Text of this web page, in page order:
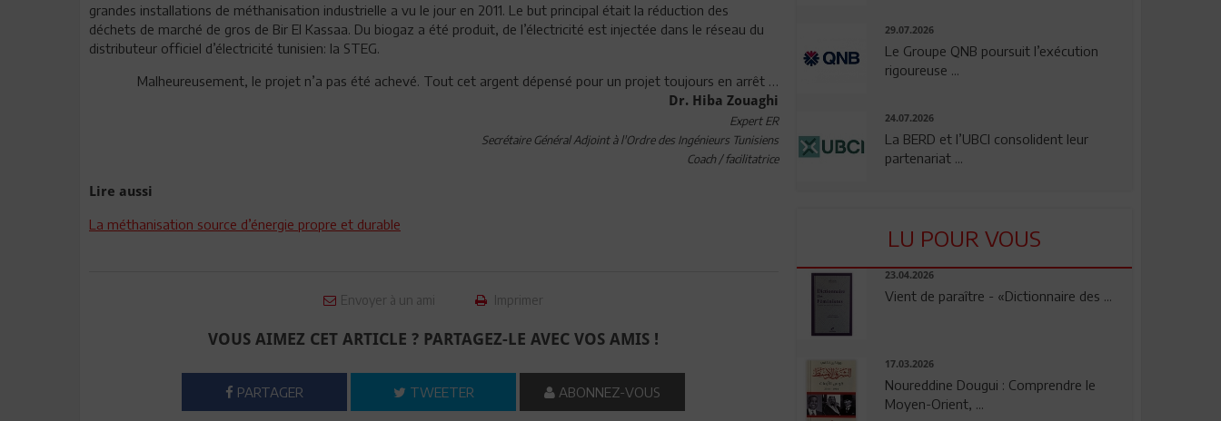
grandes installations de méthanisation industrielle a vu le jour en 2011. Le but principal était la réduction des
déchets de marché de gros de Bir El Kassaa. Du biogaz a été produit, de l’électricité est injectée dans le réseau du
distributeur officiel d’électricité tunisien: la STEG.
Malheureusement, le projet n’a pas été achevé. Tout cet argent dépensé pour un projet toujours en arrêt …
Dr. Hiba Zouaghi
Expert ER
Secrétaire Général Adjoint à l'Ordre des Ingénieurs Tunisiens
Coach / facilitatrice
Lire aussi
La méthanisation source d’énergie propre et durable
Envoyer à un ami Imprimer
VOUS AIMEZ CET ARTICLE ? PARTAGEZ-LE AVEC VOS AMIS !
PARTAGER TWEETER ABONNEZ-VOUS
29.07.2026
Le Groupe QNB poursuit l’exécution
rigoureuse ...
24.07.2026
La BERD et l’UBCI consolident leur
partenariat ...
LU POUR VOUS
23.04.2026
Vient de paraître - «Dictionnaire des ...
17.03.2026
Noureddine Dougui : Comprendre le
Moyen-Orient, ...